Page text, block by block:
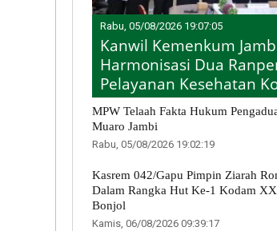
Rabu, 05/08/2026 19:07:05
Kanwil Kemenkum
Harmonisasi Dua
Pelayanan Kesehatan
MPW Telaah Fakta Hukum
Muaro Jambi
Rabu, 05/08/2026 19:02:19
Kasrem 042/Gapu Pimpin Ziarah
Dalam Rangka Hut Ke-1 Kodam
Bonjol
Kamis, 06/08/2026 09:39:17